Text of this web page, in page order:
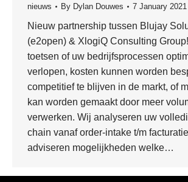
nieuws By Dylan Douwes 7 January 2021
Nieuw partnership tussen Blujay
(e2open) & XlogiQ Consulting
toetsen of uw bedrijfsprocessen
verlopen, kosten kunnen worden
competitief te blijven in de markt, of
kan worden gemaakt door meer
verwerken. Wij analyseren uw
chain vanaf order-intake t/m
adviseren mogelijkheden welke…